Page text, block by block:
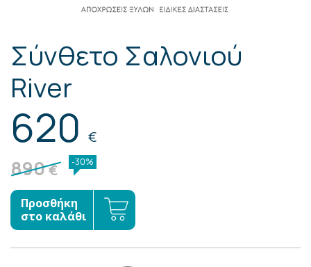
Σύνθετο Σαλονιού
River
620 €
890€ -30%
Προσθήκη
στο καλάθι